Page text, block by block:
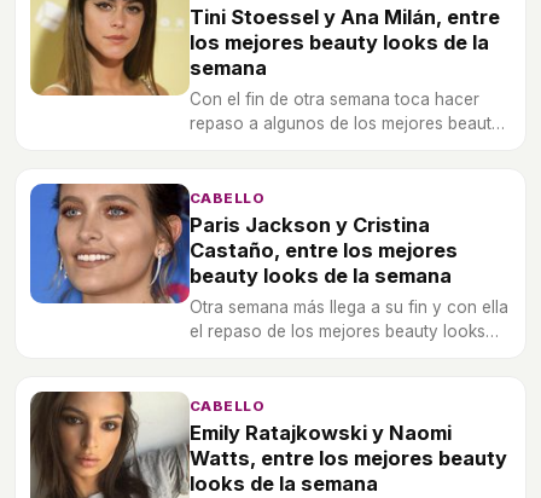
Tini Stoessel y Ana Milán, entre
los mejores beauty looks de la
semana
Con el fin de otra semana toca hacer
repaso a algunos de los mejores beauty
Vanessa Hudgens.
CABELLO
Paris Jackson y Cristina
Castaño, entre los mejores
beauty looks de la semana
Otra semana más llega a su fin y con ella
el repaso de los mejores beauty looks
pierdas quiénes han sido las
afortunadas!
CABELLO
Emily Ratajkowski y Naomi
Watts, entre los mejores beauty
looks de la semana